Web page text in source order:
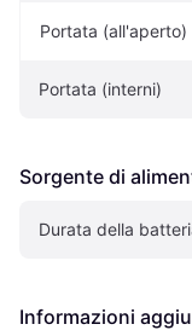
Portata (all'aperto)
Portata (interni)
Sorgente di
Durata della
Informazioni